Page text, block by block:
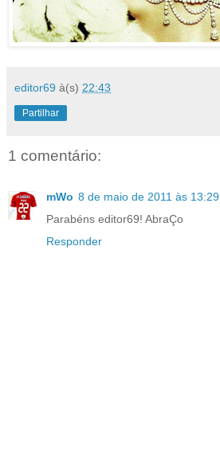
editor69 à(s) 22:43
Partilhar
1 comentário:
mWo 8 de maio de 2011 às 13:29
Parabéns editor69! AbraÇo
Responder